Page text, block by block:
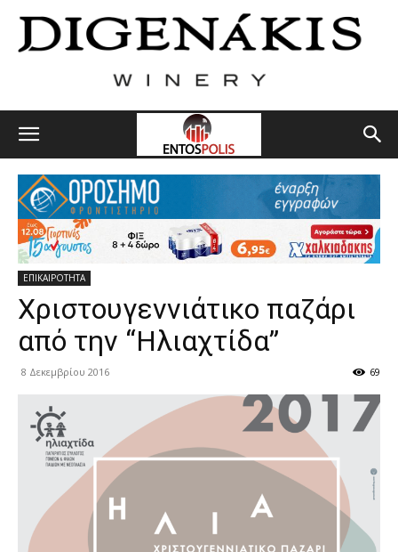
ΕΠΙΚΑΙΡΟΤΗΤΑ
Χριστουγεννιάτικο παζάρι
από την “Ηλιαχτίδα”
8 Δεκεμβρίου 2016 69